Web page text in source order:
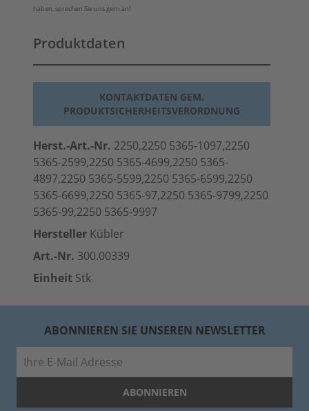
haben, sprechen Sie uns gern an!
Produktdaten
KONTAKTDATEN GEM.
PRODUKTSICHERHEITSVERORDNUNG
Herst.-Art.-Nr. 2250,2250 5365-1097,2250
5365-2599,2250 5365-4699,2250 5365-
4897,2250 5365-5599,2250 5365-6599,2250
5365-6699,2250 5365-97,2250 5365-9799,2250
5365-99,2250 5365-9997
Hersteller Kübler
Art.-Nr. 300.00339
Einheit Stk
ABONNIEREN SIE UNSEREN NEWSLETTER
ABONNIEREN